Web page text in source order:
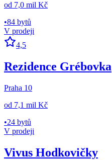
od 7,0 mil Kč
•84 bytů
V prodeji
4,5
Rezidence Grébovka
Praha 10
od 7,1 mil Kč
•24 bytů
V prodeji
Vivus Hodkovičky